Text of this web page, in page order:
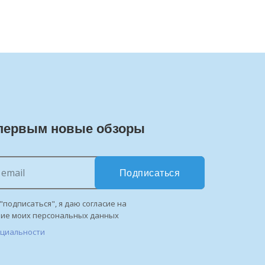
новые обзоры
Подписаться
я даю согласие на
моих персональных данных